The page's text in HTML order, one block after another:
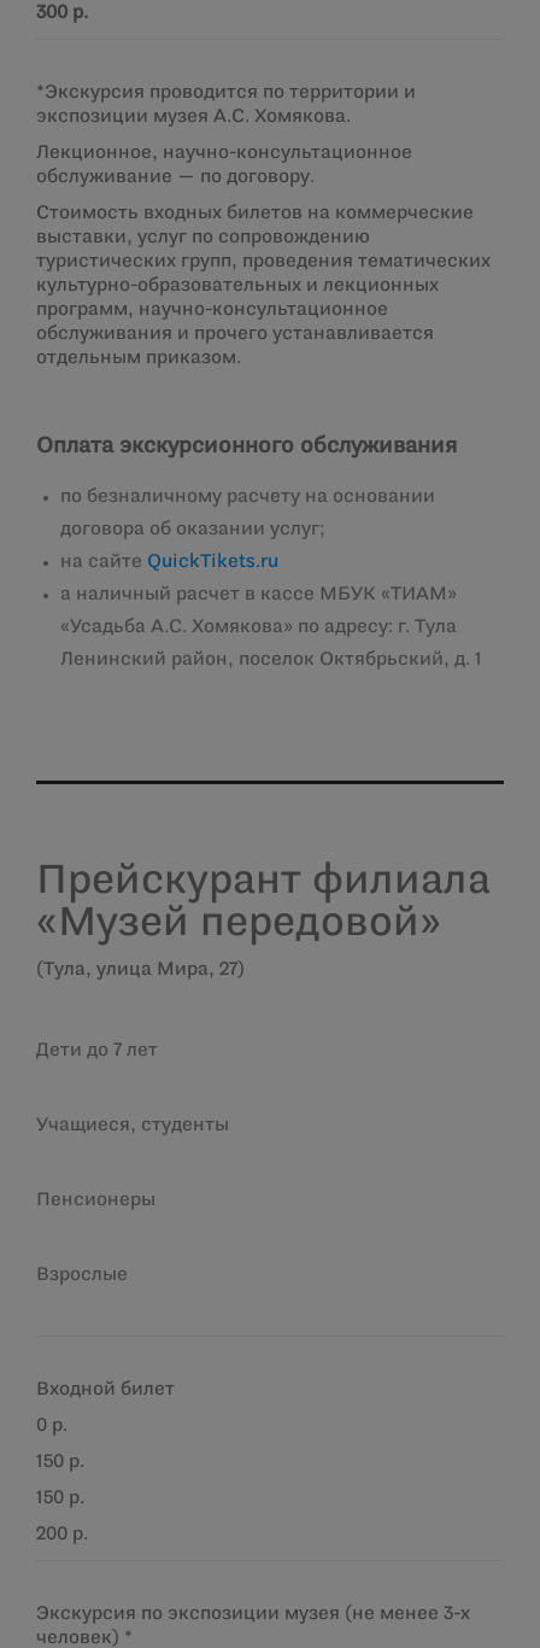
300 р.
*Экскурсия проводится по территории и
экспозиции музея А.С. Хомякова.
Лекционное, научно-консультационное
обслуживание — по договору.
Стоимость входных билетов на коммерческие
выставки, услуг по сопровождению
туристических групп, проведения тематических
культурно-образовательных и лекционных
программ, научно-консультационное
обслуживания и прочего устанавливается
отдельным приказом.
Оплата экскурсионного обслуживания
по безналичному расчету на основании
договора об оказании услуг;
на сайте QuickTikets.ru
а наличный расчет в кассе МБУК «ТИАМ»
«Усадьба А.С. Хомякова» по адресу: г. Тула
Ленинский район, поселок Октябрьский, д. 1
Прейскурант филиала
«Музей передовой»
(Тула, улица Мира, 27)
Дети до 7 лет
Учащиеся, студенты
Пенсионеры
Взрослые
Входной билет
0 р.
150 р.
150 р.
200 р.
Экскурсия по экспозиции музея (не менее 3-х
человек) *